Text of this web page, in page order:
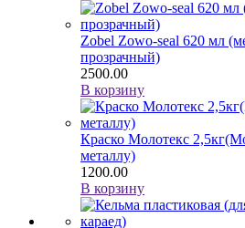
Zobel Zowo-seal 620 мл
прозрачный)
2500.00
В корзину
Краско Молотекс
металлу)
1200.00
В корзину